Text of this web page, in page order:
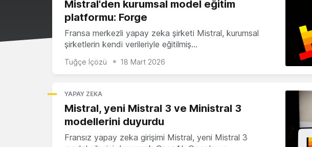
Mistral'den kurumsal model eğitim
platformu: Forge
Fransa merkezli yapay zeka şirketi Mistral, kurumsal
şirketlerin kendi verileriyle eğitilmiş…
Tuğçe İçözü 18 Mart 2026
YAPAY ZEKA
Mistral, yeni Mistral 3 ve Ministral 3
modellerini duyurdu
Fransız yapay zeka girişimi Mistral, yeni Mistral 3